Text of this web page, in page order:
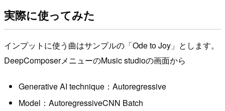
実際に使ってみた
インプットに使う曲はサンプルの「Ode to Joy」とします。
DeepComposerメニューのMusic studioの画面から
Generative AI technique：Autoregressive
Model：AutoregressiveCNN Batch